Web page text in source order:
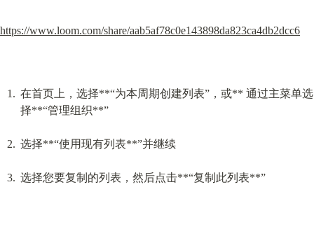
https://www.loom.com/share/aab5af78c0e143898da823ca4db2dcc6
在首页上，选择**“为本周期创建列表”，或** 通过主菜单选
择**“管理组织**”
选择**“使用现有列表**”并继续
选择您要复制的列表，然后点击**“复制此列表**”